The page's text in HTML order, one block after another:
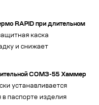
RAPID при длительном
каска
и снижает
СОМЗ-55 Хаммер
устанавливается
в паспорте изделия